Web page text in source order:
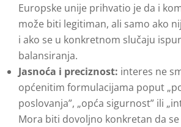
Europske unije prihvatio je da i
može biti legitiman, ali samo ako
i ako se u konkretnom slučaju
balansiranja.
Jasnoća i preciznost: interes ne
općenitim formulacijama poput
poslovanja”, „opća sigurnost” ili
Mora biti dovoljno konkretan da